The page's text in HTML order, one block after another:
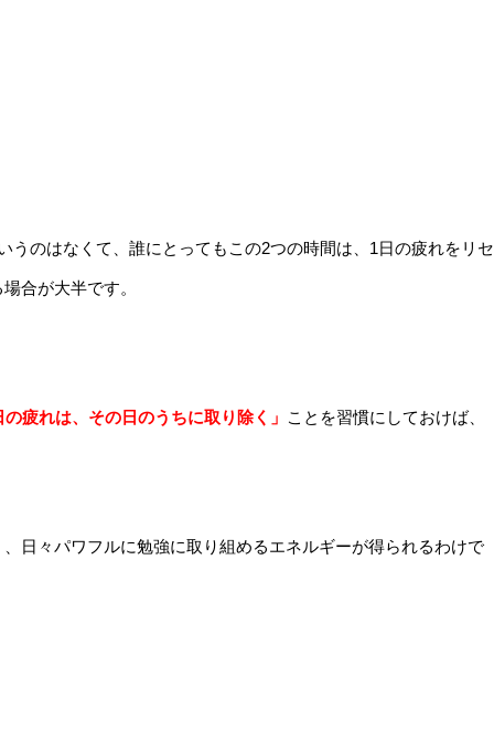
うのはなくて、誰にとってもこの2つの時間は、1日の疲れをリセ
合が大半です。
の疲れは、その日のうちに取り除く」 ことを習慣にしておけば、
日々パワフルに勉強に取り組めるエネルギーが得られるわけで